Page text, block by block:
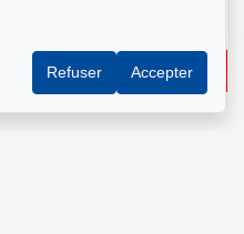
7900
un courriel
Refuser Accepter